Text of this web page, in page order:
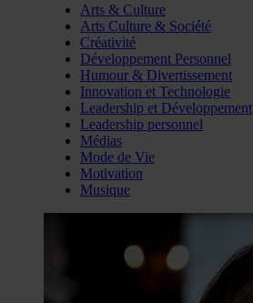
Arts & Culture
Arts Culture & Société
Créativité
Développement Personnel
Humour & Divertissement
Innovation et Technologie
Leadership et Développement
Leadership personnel
Médias
Mode de Vie
Motivation
Musique